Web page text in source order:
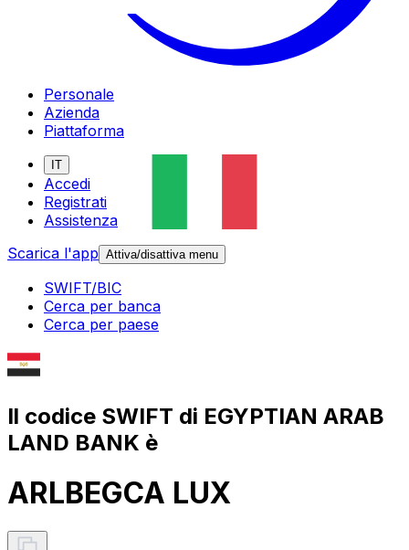
Personale
Azienda
Piattaforma
IT
Accedi
Registrati
Assistenza
Scarica l'app Attiva/disattiva menu
SWIFT/BIC
Cerca per banca
Cerca per paese
Il codice SWIFT di EGYPTIAN ARAB
LAND BANK è
ARLBEGCA LUX